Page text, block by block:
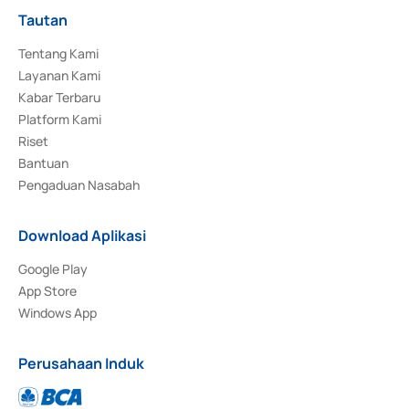
Tautan
Tentang Kami
Layanan Kami
Kabar Terbaru
Platform Kami
Riset
Bantuan
Pengaduan Nasabah
Download Aplikasi
Google Play
App Store
Windows App
Perusahaan Induk